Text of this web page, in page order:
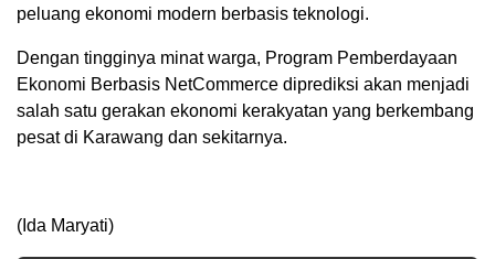
peluang ekonomi modern berbasis teknologi.
Dengan tingginya minat warga, Program Pemberdayaan
Ekonomi Berbasis NetCommerce diprediksi akan menjadi
salah satu gerakan ekonomi kerakyatan yang berkembang
pesat di Karawang dan sekitarnya.
(Ida Maryati)